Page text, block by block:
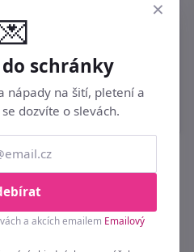
imitace juty
79 Kč
a slev 💌
tipy na nové
dřív než ostatní.
×
schránky
nápady na šití, pletení a
dozvíte o slevách.
a akcích emailem Emailový